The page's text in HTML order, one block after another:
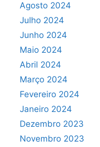
Agosto 2024
Julho 2024
Junho 2024
Maio 2024
Abril 2024
Março 2024
Fevereiro 2024
Janeiro 2024
Dezembro 2023
Novembro 2023